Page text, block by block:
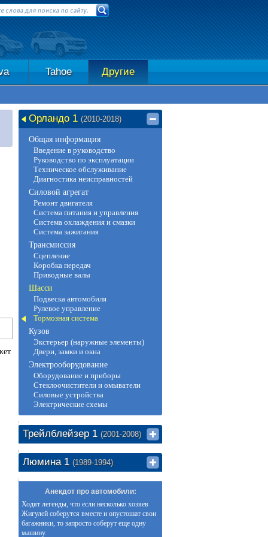
Tahoe Другие
Орландо 1 (2010-2018)
Общая информация
Введение в руководство
Руководство по эксплуатации
Техническое обслуживание
Диагностика неисправностей
Силовой агрегат
Ремонт двигателя
Система питания и управления
Система охлаждения и смазки
Система зажигания
Трансмиссия
Сцепление
Коробка передач
Приводные валы
Шасси
Подвеска автомобиля
Рулевое управление
Тормозная система
Кузов
Экстерьер (наружные элементы)
Двери, замки и окна
Электрооборудование
Оборудование и приборы
Стеклоочистители и омыватели
Силовые устройства
Электрические схемы
Трейлблейзер 1 (2001-2008)
Люмина 1 (1989-1994)
Анекдот про автомобили:
Ходят легенды, что если несколько хозяев
Жигулей соберутся вместе и опустошат свои
багажники, то запросто соберут еще одну
машину.